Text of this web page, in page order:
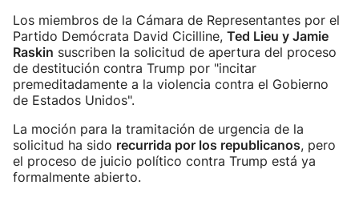
Los miembros de la Cámara de Representantes por el
Partido Demócrata David Cicilline, Ted Lieu y Jamie
Raskin suscriben la solicitud de apertura del proceso
de destitución contra Trump por "incitar
premeditadamente a la violencia contra el Gobierno
de Estados Unidos".
La moción para la tramitación de urgencia de la
solicitud ha sido recurrida por los republicanos, pero
el proceso de juicio político contra Trump está ya
formalmente abierto.